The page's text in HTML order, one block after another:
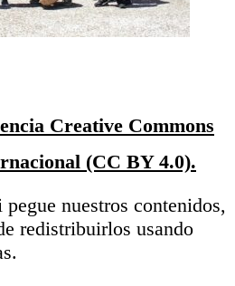
Creative Commons
(CC BY 4.0).
nuestros contenidos,
redistribuirlos usando